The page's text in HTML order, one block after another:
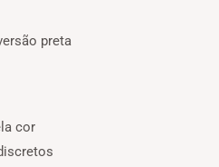
preta
cor